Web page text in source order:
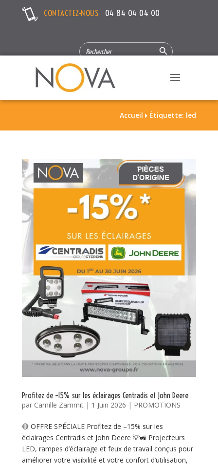
CONTACTEZ-NOUS 04 84 04 04 00
SEARCH
FOR:
Search Button
Accueil  Étiquette: led
Profitez de –15% sur les éclairages Centradis et John Deere
par Camille Zammit| 1 Juin 2026 | PROMOTIONS
🔴 OFFRE SPÉCIALE Profitez de –15% sur les
éclairages Centradis et John Deere 💡🚜 Projecteurs
LED, rampes d’éclairage et feux de travail conçus pour
améliorer votre visibilité et votre confort d’utilisation,